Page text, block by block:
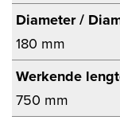
Diameter /
180 mm
Werkende
750 mm